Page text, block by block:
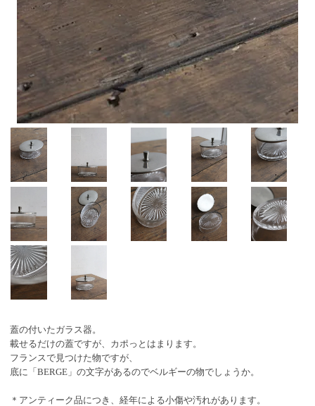
蓋の付いたガラス器。
載せるだけの蓋ですが、カポっとはまります。
フランスで見つけた物ですが、
底に「BERGE」の文字があるのでベルギーの物でしょうか。
＊アンティーク品につき、経年による小傷や汚れがあります。